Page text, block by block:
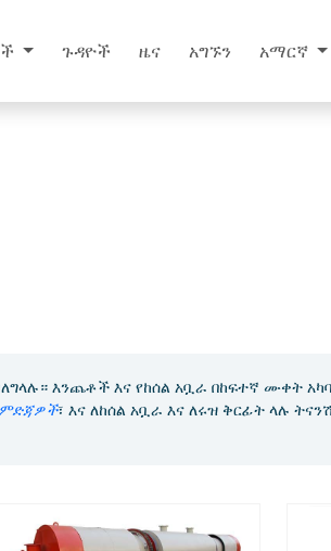
ጉዳዮች ዜና አግኙን አማርኛ
እንጨቶች እና የከሰል አቧራ በከፍተኛ ሙቀት
ምድጃዎች፣ እና ለከሰል አቧራ እና ለሩዝ ቅርፊት ላሉ